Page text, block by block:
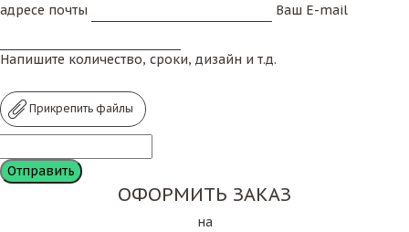
адресе почты
Ваш E-mail
Напишите количество, сроки, дизайн и т.д.
Прикрепить файлы
ОФОРМИТЬ ЗАКАЗ
на